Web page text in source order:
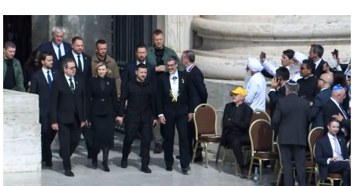
Zelenski y Vance se dan la mano en la misa de inicio de pontificado
de León XIV |EFE
Tania Taboada
Actualizado:18 de mayo de 2025, 16:22
Publicado:
18 de mayo de 2025, 11:36